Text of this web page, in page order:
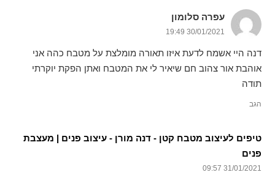
עפרה סלומון
30/01/2021 19:49
דנה היי אשמח לדעת איזו תאורה מומלצת על מטבח כהה אני
אוהבת אור צהוב חם שיאיר לי את המטבח ואתן הפקת יוקרתי
תודה
הגב
טיפים לעיצוב מטבח קטן - דנה מורן - עיצוב פנים | מעצבת
פנים
31/01/2021 09:57